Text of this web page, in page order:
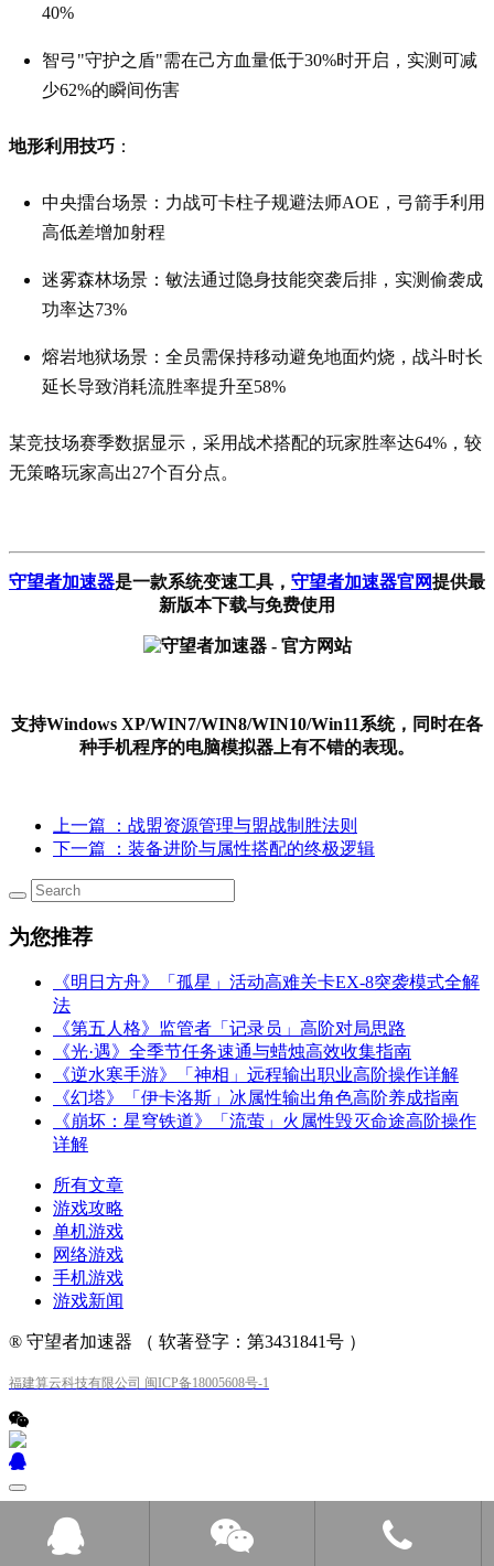
40%
智弓"守护之盾"需在己方血量低于30%时开启，实测可减
少62%的瞬间伤害
地形利用技巧 ：
中央擂台场景：力战可卡柱子规避法师AOE，弓箭手利用
高低差增加射程
迷雾森林场景：敏法通过隐身技能突袭后排，实测偷袭成
功率达73%
熔岩地狱场景：全员需保持移动避免地面灼烧，战斗时长
延长导致消耗流胜率提升至58%
某竞技场赛季数据显示，采用战术搭配的玩家胜率达64%，较
无策略玩家高出27个百分点。
守望者加速器是一款系统变速工具 ， 守望者加速器官网提供最
新版本下载与免费使用
支持Windows XP/WIN7/WIN8/WIN10/Win11系统，同时在各
种手机程序的电脑模拟器上有不错的表现。
上一篇
：战盟资源管理与盟战制胜法则
下一篇
：装备进阶与属性搭配的终极逻辑
为您推荐
《明日方舟》「孤星」活动高难关卡EX-8突袭模式全解
法
《第五人格》监管者「记录员」高阶对局思路
《光·遇》全季节任务速通与蜡烛高效收集指南
《逆水寒手游》「神相」远程输出职业高阶操作详解
《幻塔》「伊卡洛斯」冰属性输出角色高阶养成指南
《崩坏：星穹铁道》「流萤」火属性毁灭命途高阶操作
详解
所有文章
游戏攻略
单机游戏
网络游戏
手机游戏
游戏新闻
® 守望者加速器 （ 软著登字：第3431841号 ）
福建算云科技有限公司 闽ICP备18005608号-1